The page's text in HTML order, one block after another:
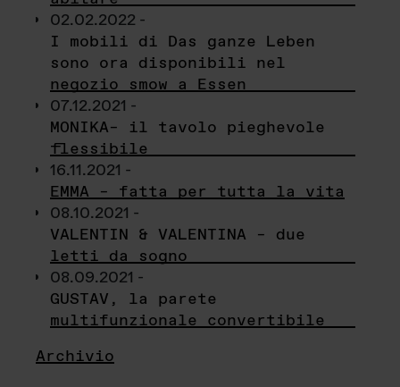
02.02.2022 -
I mobili di Das ganze Leben
sono ora disponibili nel
negozio smow a Essen
07.12.2021 -
MONIKA– il tavolo pieghevole
flessibile
16.11.2021 -
EMMA – fatta per tutta la vita
08.10.2021 -
VALENTIN & VALENTINA – due
letti da sogno
08.09.2021 -
GUSTAV, la parete
multifunzionale convertibile
Archivio